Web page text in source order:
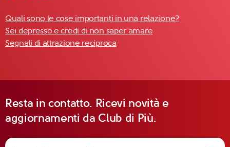
Quali sono le cose importanti in una relazione?
Sei depresso e credi di non saper amare
Segnali di attrazione reciproca
Resta in contatto. Ricevi novità e
aggiornamenti da Club di Più.